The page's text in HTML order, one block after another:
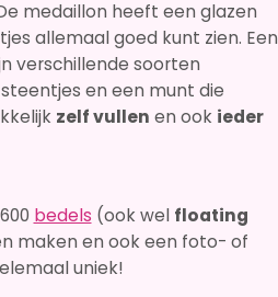
medaillon heeft een glazen
allemaal goed kunt zien. Een
verschillende soorten
en een munt die
zelf vullen en ook ieder
bedels (ook wel floating
maken en ook een foto- of
uniek!